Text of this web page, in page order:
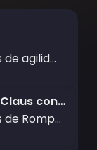
Juegos de agilidad
Santa Claus conoce a Grimace
Juegos de Rompecabezas